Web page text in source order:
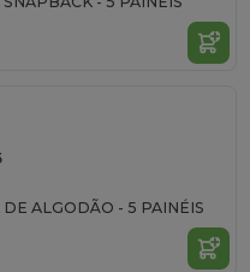
ALGODÃO - 5 PAINÉIS